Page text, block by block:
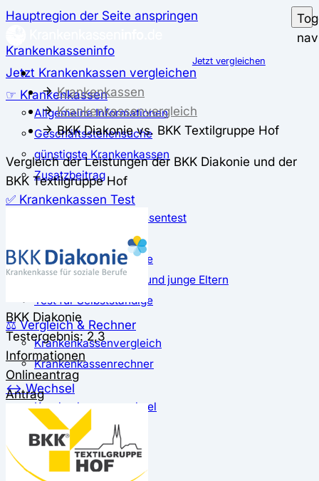
Hauptregion der Seite anspringen
Krankenkasseninfo
Jetzt Krankenkassen vergleichen
☞ Krankenkassen
Allgemeine Informationen
Geschäftsstellensuche
günstigste Krankenkassen
Zusatzbeitrag
✅ Krankenkassen Test
Der große Krankenkassentest
Test für Studierende
Test für Auszubildende
Test für Schwangere und junge Eltern
Test für Selbstständige
⚖️ Vergleich & Rechner
Krankenkassenvergleich
Krankenkassenrechner
↔ Wechsel
Krankenkassenwechsel
Kündigung
Musterkündigung
ℹ Ratgeber
Jetzt vergleichen
Krankenkassen
Krankenkassenvergleich
BKK Diakonie vs. BKK Textilgruppe Hof
Vergleich der Leistungen der BKK Diakonie und der
BKK Textilgruppe Hof
BKK Diakonie
Testergebnis: 2,3
Informationen
Onlineantrag
Antrag